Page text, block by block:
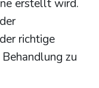
erstellt wird.
richtige
zu